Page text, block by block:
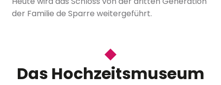
der Familie de Sparre weitergeführt.
Das Hochzeitsmuseum